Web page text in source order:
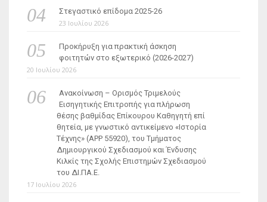
Στεγαστικό επίδομα 2025-26
23 Ιουλίου 2026
Προκήρυξη για πρακτική άσκηση
φοιτητών στο εξωτερικό (2026-2027)
20 Ιουλίου 2026
Ανακοίνωση – Ορισμός Τριμελούς
Εισηγητικής Επιτροπής για πλήρωση
θέσης βαθμίδας Επίκουρου Καθηγητή επί
θητεία, με γνωστικό αντικείμενο «Ιστορία
Τέχνης» (ΑΡΡ 55920), του Τμήματος
Δημιουργικού Σχεδιασμού και Ένδυσης
Κιλκίς της Σχολής Επιστημών Σχεδιασμού
του ΔΙ.ΠΑ.Ε.
17 Ιουλίου 2026